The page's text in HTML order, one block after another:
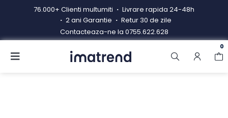
76.000+ Clienti multumiti
Livrare rapida 24-48h
2 ani Garantie
Retur 30 de zile
Contacteaza-ne la 0755.622.628
Toggle
0